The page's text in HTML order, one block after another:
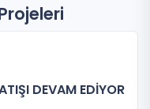
DEVAM EDİYOR